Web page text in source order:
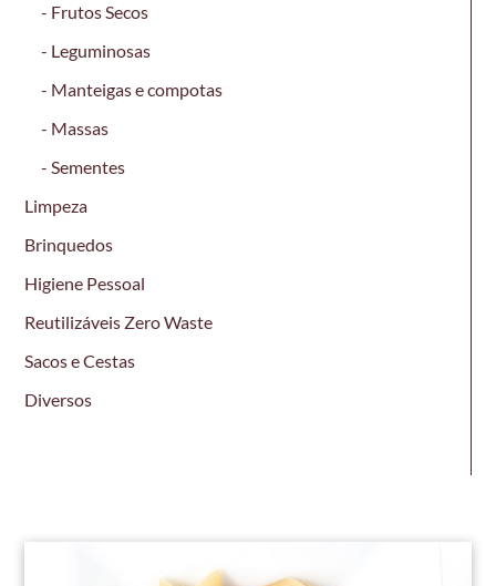
Frutos Secos
Leguminosas
Manteigas e compotas
Massas
Sementes
Limpeza
Brinquedos
Higiene Pessoal
Reutilizáveis Zero Waste
Sacos e Cestas
Diversos